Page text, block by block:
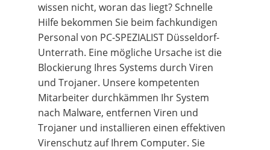
wissen nicht, woran das liegt? Schnelle
Hilfe bekommen Sie beim fachkundigen
Personal von PC-SPEZIALIST Düsseldorf-
Unterrath. Eine mögliche Ursache ist die
Blockierung Ihres Systems durch Viren
und Trojaner. Unsere kompetenten
Mitarbeiter durchkämmen Ihr System
nach Malware, entfernen Viren und
Trojaner und installieren einen effektiven
Virenschutz auf Ihrem Computer. Sie